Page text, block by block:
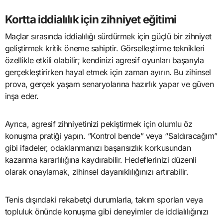
Kortta iddialılık için zihniyet eğitimi
Maçlar sırasında iddialılığı sürdürmek için güçlü bir zihniyet
geliştirmek kritik öneme sahiptir. Görselleştirme teknikleri
özellikle etkili olabilir; kendinizi agresif oyunları başarıyla
gerçekleştirirken hayal etmek için zaman ayırın. Bu zihinsel
prova, gerçek yaşam senaryolarına hazırlık yapar ve güven
inşa eder.
Ayrıca, agresif zihniyetinizi pekiştirmek için olumlu öz
konuşma pratiği yapın. “Kontrol bende” veya “Saldıracağım”
gibi ifadeler, odaklanmanızı başarısızlık korkusundan
kazanma kararlılığına kaydırabilir. Hedeflerinizi düzenli
olarak onaylamak, zihinsel dayanıklılığınızı artırabilir.
Tenis dışındaki rekabetçi durumlarla, takım sporları veya
topluluk önünde konuşma gibi deneyimler de iddialılığınızı